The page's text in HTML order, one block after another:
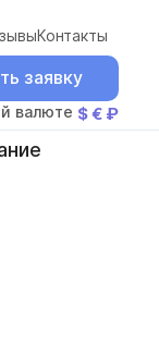
Контакты
заявку
валюте $ € ₽